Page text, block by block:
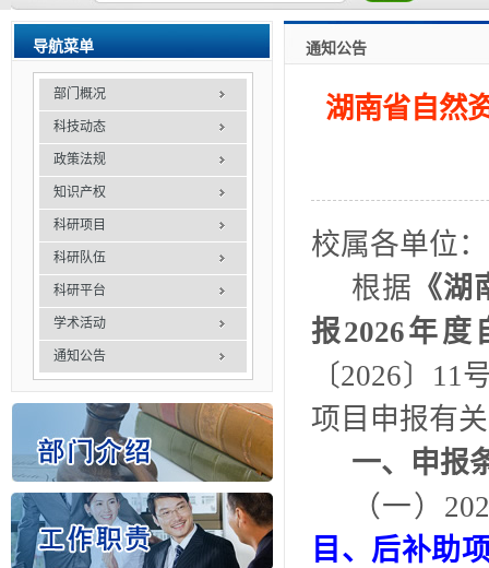
组织机构
联系我们
省级相关文件
学校相关文件
导航菜单
部门概况
科技动态
政策法规
知识产权
科研项目
科研队伍
科研平台
学术活动
通知公告
通知公告
湖南省自然
校属各单位：
根据 《
报2026年
〔2026〕
项目申报有
一、申报
（一）
目、后补助